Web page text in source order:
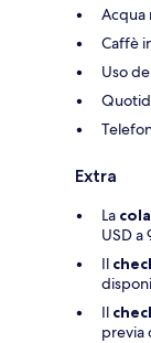
Acqua
Caffè
Uso
Extra
La
USD a
Il
Il
previa